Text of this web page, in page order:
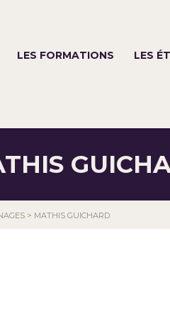
LES FORMATIONS LES
> MATHIS GUICHARD